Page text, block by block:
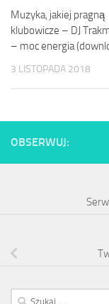
Muzyka, jakiej pragną
klubowicze – DJ
– moc energia
3 LISTOPADA 2018
OBSERWUJ:
Szukaj: